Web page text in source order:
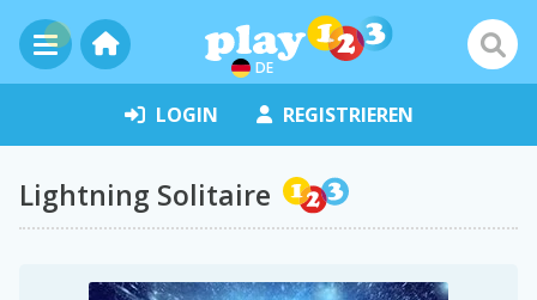
DE
LOGIN REGISTRIEREN
Lightning Solitaire